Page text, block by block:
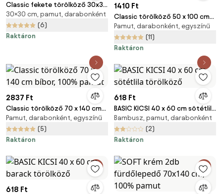
Classic fekete törölköző 30x30
cm, 100% pamut
30×30 cm, pamut, darabonként
(6)
Raktáron
1410 Ft
Classic törölköző 50 x 100 cm
sötétkék, 100% pamut
Pamut, darabonként, egyszínű
(11)
Raktáron
2837 Ft
Classic törölköző 70 x 140 cm
bíbor, 100% pamut
Pamut, darabonként, egyszínű
(5)
Raktáron
618 Ft
BASIC KICSI 40 x 60 cm sötétlila
törölköző
Bambusz, pamut, darabonként
(2)
Raktáron
618 Ft